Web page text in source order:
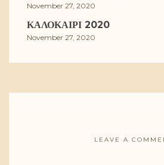
November 27, 2020
ΚΑΛΟΚΑΊΡΙ 2020
November 27, 2020
LEAVE A